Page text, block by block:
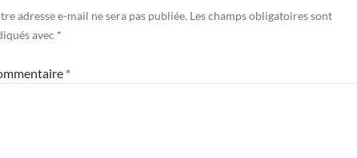
adresse e-mail ne sera pas publiée. Les champs obligatoires sont
avec *
*